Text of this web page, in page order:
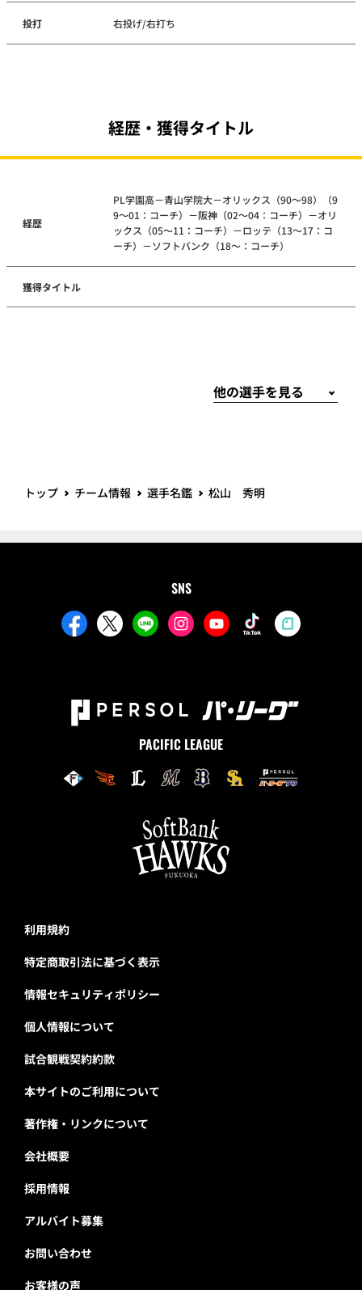
投打 右投げ/右打ち
経歴・獲得タイトル
経歴
PL学園高－青山学院大－オリックス（90～98）（9
9～01：コーチ）－阪神（02～04：コーチ）－オリ
ックス（05～11：コーチ）－ロッテ（13～17：コ
ーチ）－ソフトバンク（18～：コーチ）
獲得タイトル
トップ チーム情報 選手名鑑 松山 秀明
SNS
PACIFIC LEAGUE
利用規約
特定商取引法に基づく表示
情報セキュリティポリシー
個人情報について
試合観戦契約約款
本サイトのご利用について
著作権・リンクについて
会社概要
採用情報
アルバイト募集
お問い合わせ
お客様の声